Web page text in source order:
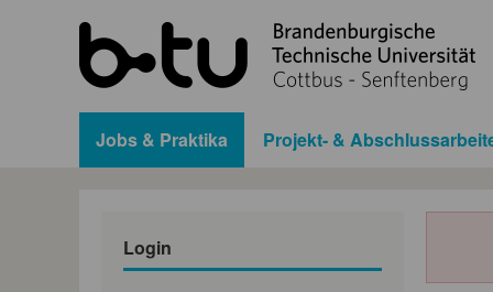
Jobs & Praktika Projekt- &
Login